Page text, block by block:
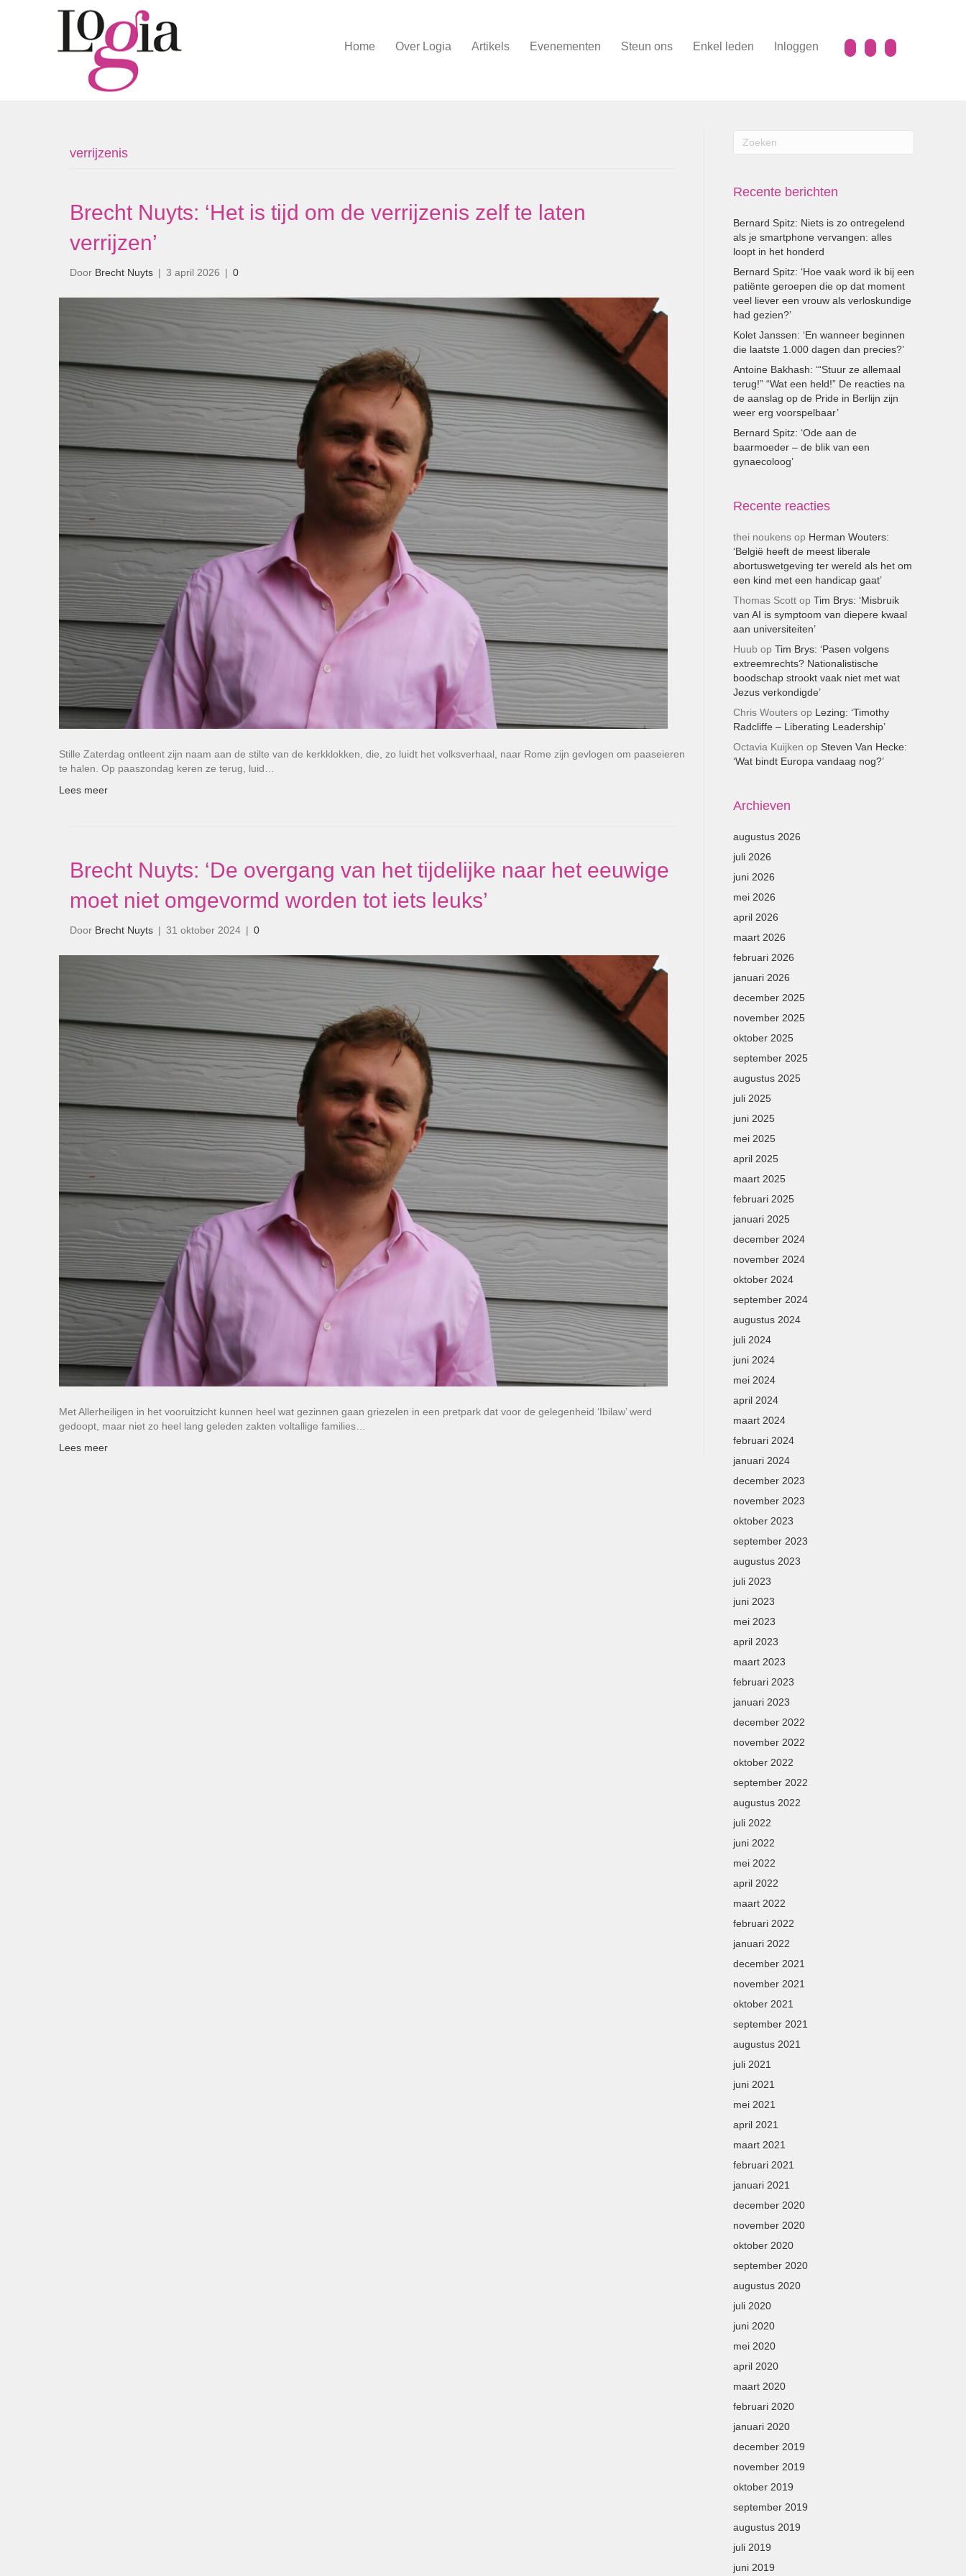
Home Over Logia Artikels Evenementen Steun ons Enkel leden Inloggen
verrijzenis
Brecht Nuyts: ‘Het is tijd om de verrijzenis zelf te laten
verrijzen’
Door Brecht Nuyts | 3 april 2026 | 0
Stille Zaterdag ontleent zijn naam aan de stilte van de kerkklokken, die, zo luidt het volksverhaal, naar Rome zijn gevlogen om paaseieren
te halen. Op paaszondag keren ze terug, luid…
Lees meer
Brecht Nuyts: ‘De overgang van het tijdelijke naar het eeuwige
moet niet omgevormd worden tot iets leuks’
Door Brecht Nuyts | 31 oktober 2024 | 0
Met Allerheiligen in het vooruitzicht kunnen heel wat gezinnen gaan griezelen in een pretpark dat voor de gelegenheid ‘Ibilaw’ werd
gedoopt, maar niet zo heel lang geleden zakten voltallige families…
Lees meer
Recente berichten
Bernard Spitz: Niets is zo ontregelend
als je smartphone vervangen: alles
loopt in het honderd
Bernard Spitz: ‘Hoe vaak word ik bij een
patiënte geroepen die op dat moment
veel liever een vrouw als verloskundige
had gezien?’
Kolet Janssen: ‘En wanneer beginnen
die laatste 1.000 dagen dan precies?’
Antoine Bakhash: ‘“Stuur ze allemaal
terug!” “Wat een held!” De reacties na
de aanslag op de Pride in Berlijn zijn
weer erg voorspelbaar’
Bernard Spitz: ‘Ode aan de
baarmoeder – de blik van een
gynaecoloog’
Recente reacties
thei noukensop Herman Wouters:
‘België heeft de meest liberale
abortuswetgeving ter wereld als het om
een kind met een handicap gaat’
Thomas Scottop Tim Brys: ‘Misbruik
van AI is symptoom van diepere kwaal
aan universiteiten’
Huub op Tim Brys: ‘Pasen volgens
extreemrechts? Nationalistische
boodschap strookt vaak niet met wat
Jezus verkondigde’
Chris Woutersop Lezing: ‘Timothy
Radcliffe – Liberating Leadership’
Octavia Kuijken op Steven Van Hecke:
‘Wat bindt Europa vandaag nog?’
Archieven
augustus 2026
juli 2026
juni 2026
mei 2026
april 2026
maart 2026
februari 2026
januari 2026
december 2025
november 2025
oktober 2025
september 2025
augustus 2025
juli 2025
juni 2025
mei 2025
april 2025
maart 2025
februari 2025
januari 2025
december 2024
november 2024
oktober 2024
september 2024
augustus 2024
juli 2024
juni 2024
mei 2024
april 2024
maart 2024
februari 2024
januari 2024
december 2023
november 2023
oktober 2023
september 2023
augustus 2023
juli 2023
juni 2023
mei 2023
april 2023
maart 2023
februari 2023
januari 2023
december 2022
november 2022
oktober 2022
september 2022
augustus 2022
juli 2022
juni 2022
mei 2022
april 2022
maart 2022
februari 2022
januari 2022
december 2021
november 2021
oktober 2021
september 2021
augustus 2021
juli 2021
juni 2021
mei 2021
april 2021
maart 2021
februari 2021
januari 2021
december 2020
november 2020
oktober 2020
september 2020
augustus 2020
juli 2020
juni 2020
mei 2020
april 2020
maart 2020
februari 2020
januari 2020
december 2019
november 2019
oktober 2019
september 2019
augustus 2019
juli 2019
juni 2019